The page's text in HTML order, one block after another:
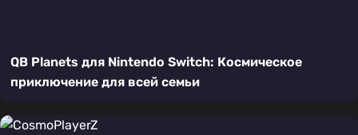
QB Planets для Nintendo Switch: Космическое
приключение для всей семьи